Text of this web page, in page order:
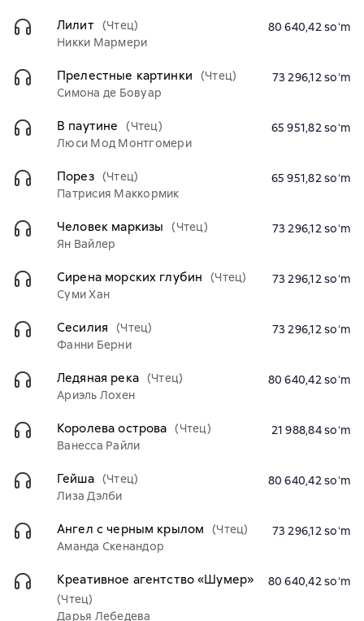
Лилит (Чтец)
Никки Мармери
80 640,42 soʻm
Прелестные картинки
(Чтец)
Симона де Бовуар
73 296,12 soʻm
В паутине
(Чтец)
Люси Мод Монтгомери
65 951,82 soʻm
Порез (Чтец)
Патрисия Маккормик
65 951,82 soʻm
Человек маркизы
(Чтец)
Ян Вайлер
73 296,12 soʻm
Сирена морских глубин
(Чтец)
Суми Хан
73 296,12 soʻm
Сесилия
(Чтец)
Фанни Берни
73 296,12 soʻm
Ледяная река (Чтец)
Ариэль Лохен
80 640,42 soʻm
Королева острова (Чтец)
Ванесса Райли
21 988,84 soʻm
Гейша (Чтец)
Лиза Дэлби
80 640,42 soʻm
Ангел с черным крылом
(Чтец)
Аманда Скенандор
73 296,12 soʻm
Креативное агентство «Шумер»
(Чтец)
Дарья Лебедева
80 640,42 soʻm